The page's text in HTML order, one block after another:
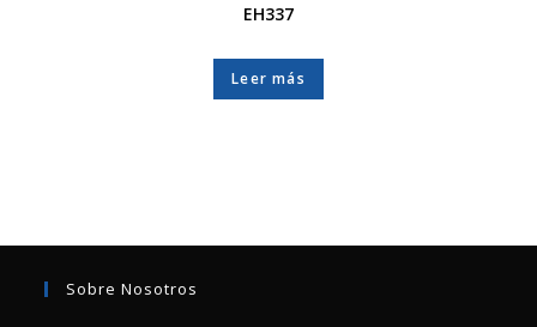
EH337
Leer más
Sobre Nosotros